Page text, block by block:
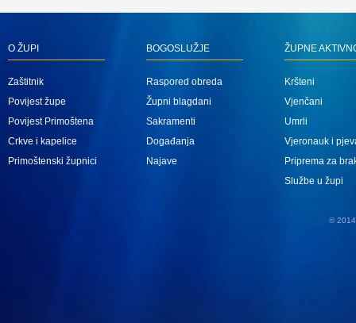
O ŽUPI
Zaštitnik
Povijest župe
Povijest Primoštena
Crkve i kapelice
Primoštenski župnici
BOGOSLUŽJE
Raspored obreda
Župni blagdani
Sakramenti
Događanja
Najave
ŽUPNE
Kršteni
Vjenčani
Umrli
Vjeronauk i
Priprema za
Službe u župi
© 2014